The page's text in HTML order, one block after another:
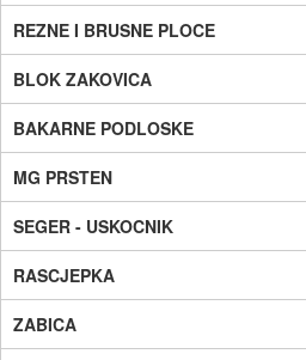
REZNE I BRUSNE PLOCE
BLOK ZAKOVICA
BAKARNE PODLOSKE
MG PRSTEN
SEGER - USKOCNIK
RASCJEPKA
ZABICA